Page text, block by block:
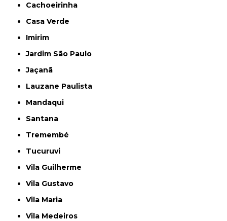
Cachoeirinha
Casa Verde
Imirim
Jardim São Paulo
Jaçanã
Lauzane Paulista
Mandaqui
Santana
Tremembé
Tucuruvi
Vila Guilherme
Vila Gustavo
Vila Maria
Vila Medeiros